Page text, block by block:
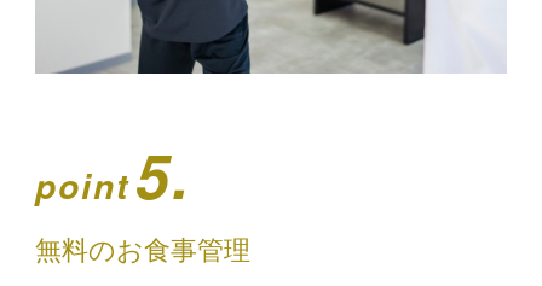
point5.
無料のお食事管理